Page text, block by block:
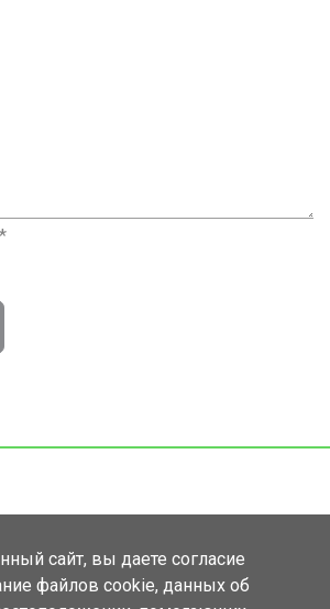
Красногорск,
сайт, вы даете согласие
файлов cookie, данных об